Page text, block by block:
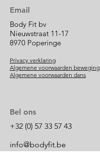
Email
Body Fit bv
Nieuwstraat 11-17
8970 Poperinge
Privacy verklaring
Algemene voorwaarden beweging
Algemene voorwaarden dans
Bel ons
+32 (0) 57 33 57 43
info@bodyfit.be
BE 0880.414.461